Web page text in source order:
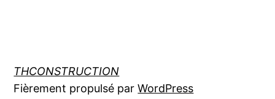
THCONSTRUCTION
Fièrement propulsé parWordPress